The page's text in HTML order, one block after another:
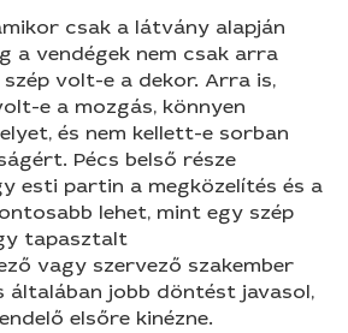
csak a látvány alapján
a vendégek nem csak arra
szép volt-e a dekor. Arra is,
e a mozgás, könnyen
és nem kellett-e sorban
Pécs belső része
esti partin a megközelítés és a
lehet, mint egy szép
tapasztalt
vagy szervező szakember
általában jobb döntést javasol,
elsőre kinézne.